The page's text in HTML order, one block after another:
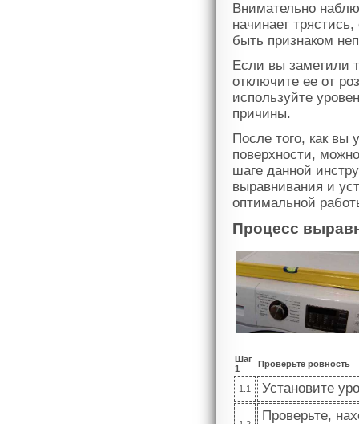
Внимательно
начинает
быть признаком
Если вы заметили
отключите ее от
используйте
причины.
После того, как вы
поверхности,
шаге данной
выравнивания и
оптимальной
Процесс
Шаг
1
Проверьте ровность
1.1 Установите
Проверьте,